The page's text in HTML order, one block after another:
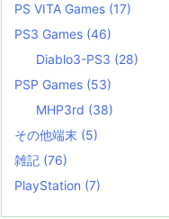
PS VITA Games (17)
PS3 Games (46)
Diablo3-PS3 (28)
PSP Games (53)
MHP3rd (38)
その他端末 (5)
雑記 (76)
PlayStation (7)